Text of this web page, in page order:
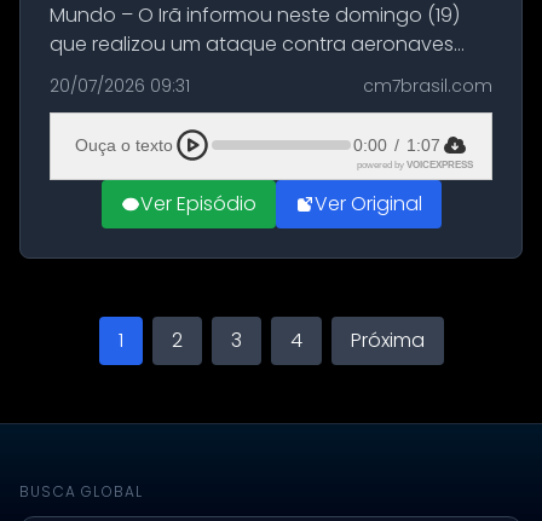
Mundo – O Irã informou neste domingo (19)
que realizou um ataque contra aeronaves
militares dos Estados Unidos estacionadas no
Aeroporto de Aqaba, na Jordânia, durante a
21ª fase da Operação Nasr 2. A...
20/07/2026 09:31 cm7brasil.com
Ouça o texto 0:00 / 1:07
powered by VOICEXPRESS
Ver Episódio Ver Original
1 2 3 4 Próxima
BUSCA GLOBAL